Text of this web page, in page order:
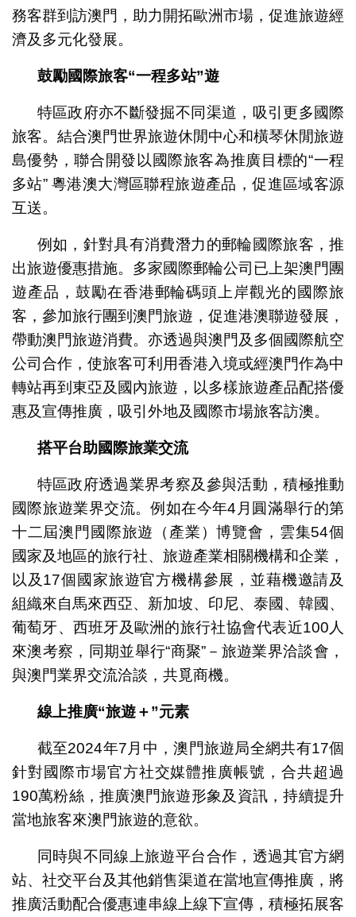
務客群到訪澳門，助力開拓歐洲市場，促進旅遊經
濟及多元化發展。
鼓勵國際旅客“一程多站”遊
特區政府亦不斷發掘不同渠道，吸引更多國際
旅客。結合澳門世界旅遊休閒中心和橫琴休閒旅遊
島優勢，聯合開發以國際旅客為推廣目標的“一程
多站” 粵港澳大灣區聯程旅遊產品，促進區域客源
互送。
例如，針對具有消費潛力的郵輪國際旅客，推
出旅遊優惠措施。多家國際郵輪公司已上架澳門團
遊產品，鼓勵在香港郵輪碼頭上岸觀光的國際旅
客，參加旅行團到澳門旅遊，促進港澳聯遊發展，
帶動澳門旅遊消費。亦透過與澳門及多個國際航空
公司合作，使旅客可利用香港入境或經澳門作為中
轉站再到東亞及國內旅遊，以多樣旅遊產品配搭優
惠及宣傳推廣，吸引外地及國際市場旅客訪澳。
搭平台助國際旅業交流
特區政府透過業界考察及參與活動，積極推動
國際旅遊業界交流。例如在今年4月圓滿舉行的第
十二屆澳門國際旅遊（產業）博覽會，雲集54個
國家及地區的旅行社、旅遊產業相關機構和企業，
以及17個國家旅遊官方機構參展，並藉機邀請及
組織來自馬來西亞、新加坡、印尼、泰國、韓國、
葡萄牙、西班牙及歐洲的旅行社協會代表近100人
來澳考察，同期並舉行“商聚”－旅遊業界洽談會，
與澳門業界交流洽談，共覓商機。
線上推廣“旅遊＋”元素
截至2024年7月中，澳門旅遊局全網共有17個
針對國際市場官方社交媒體推廣帳號，合共超過
190萬粉絲，推廣澳門旅遊形象及資訊，持續提升
當地旅客來澳門旅遊的意欲。
同時與不同線上旅遊平台合作，透過其官方網
站、社交平台及其他銷售渠道在當地宣傳推廣，將
推廣活動配合優惠連串線上線下宣傳，積極拓展客